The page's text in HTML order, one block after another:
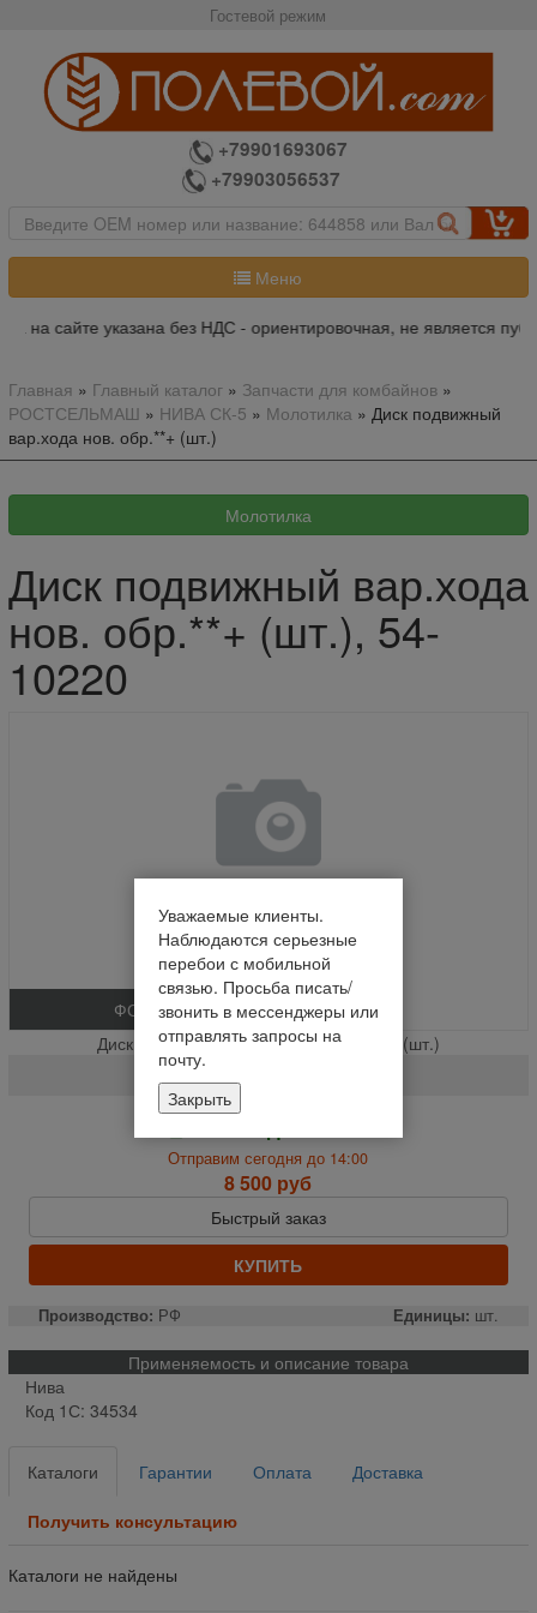
Гостевой режим
+79901693067
+79903056537
Меню
на сайте указана без НДС - ориентировочная, не является
Главная » Главный каталог» Запчасти для комбайнов»
РОСТСЕЛЬМАШ » НИВА СК-5 » Молотилка » Диск подвижный
вар.хода нов. обр.**+ (шт.)
Диск подвижный вар.хода
нов. обр.**+ (шт.), 54-
10220
ФОТО
Диск подвижный вар.хода нов. обр.**+ (шт.)
Отправим сегодня до 14:00
8 500 руб
Быстрый заказ
КУПИТЬ
Производство: РФ Единицы: шт.
Применяемость и описание товара
Нива
Код 1С: 34534
Каталоги Гарантии Оплата Доставка
Получить консультацию
Каталоги не найдены
Уважаемые клиенты.
Наблюдаются серьезные
перебои с мобильной
связью. Просьба писать/
звонить в мессенджеры или
отправлять запросы на
почту.
Закрыть